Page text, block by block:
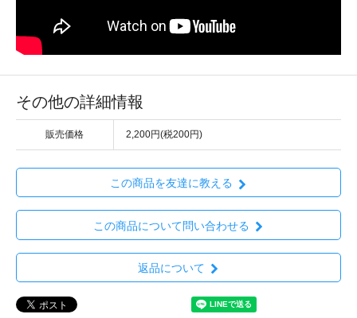
その他の詳細情報
販売価格 2,200円(税200円)
この商品を友達に教える
この商品について問い合わせる
返品について